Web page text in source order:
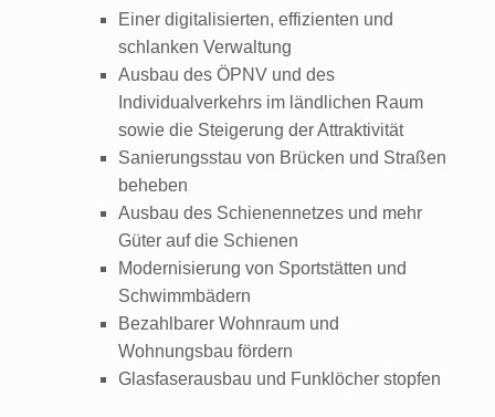
Einer digitalisierten, effizienten und
schlanken Verwaltung
Ausbau des ÖPNV und des
Individualverkehrs im ländlichen Raum
sowie die Steigerung der Attraktivität
Sanierungsstau von Brücken und Straßen
beheben
Ausbau des Schienennetzes und mehr
Güter auf die Schienen
Modernisierung von Sportstätten und
Schwimmbädern
Bezahlbarer Wohnraum und
Wohnungsbau fördern
Glasfaserausbau und Funklöcher stopfen